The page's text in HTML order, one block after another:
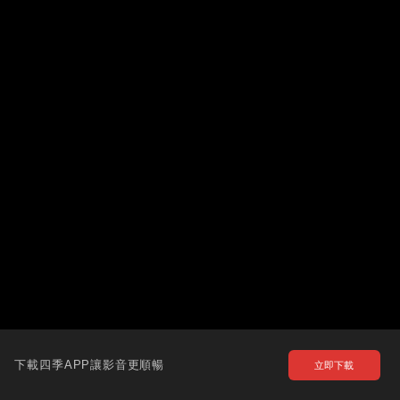
下載四季APP讓影音更順暢 立即下載